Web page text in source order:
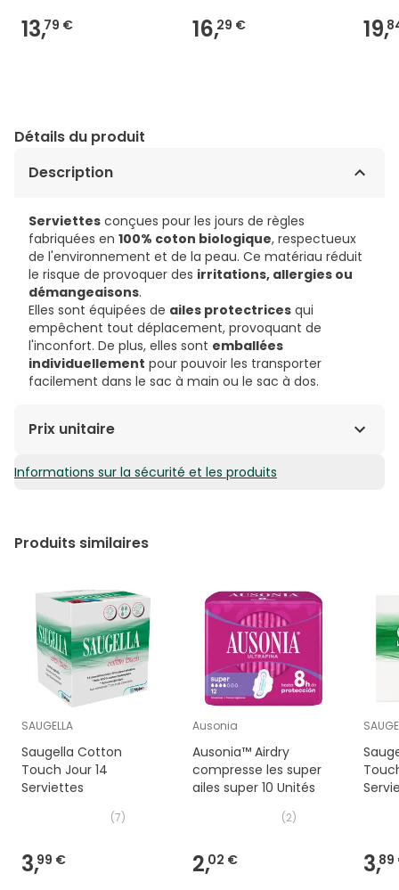
13,79 € 16,29 € 19,
Détails du produit
Description
Serviettes conçues pour les jours de règles
fabriquées en 100% coton biologique, respectueux
de l'environnement et de la peau. Ce matériau réduit
le risque de provoquer des irritations, allergies ou
démangeaisons.
Elles sont équipées de ailes protectrices qui
empêchent tout déplacement, provoquant de
l'inconfort. De plus, elles sont emballées
individuellement pour pouvoir les transporter
facilement dans le sac à main ou le sac à dos.
Prix unitaire
0,57€ / Unités
Informations sur la sécurité et les produits
Produits similaires
SAUGELLA
Saugella Cotton
Touch Jour 14
Serviettes
(7)
3,99 €
Ausonia
Ausonia™ Airdry
compresse les super
ailes super 10 Unités
(2)
2,02 € 3,89